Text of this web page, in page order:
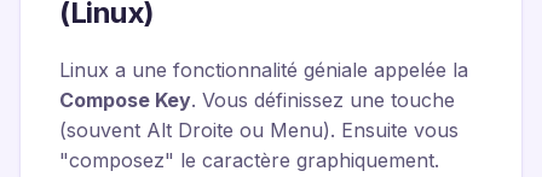
(Linux)
Linux a une fonctionnalité géniale appelée la
Compose Key. Vous définissez une touche
(souvent Alt Droite ou Menu). Ensuite vous
"composez" le caractère graphiquement.